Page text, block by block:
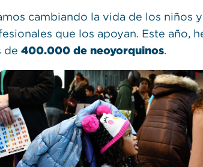
cambiando la vida de los niños
que los apoyan. Este año,
de 400.000 de neoyorquinos.